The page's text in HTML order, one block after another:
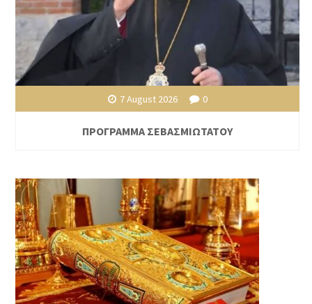
7 August 2026 0
ΠΡΟΓΡΑΜΜΑ ΣΕΒΑΣΜΙΩΤΑΤΟΥ